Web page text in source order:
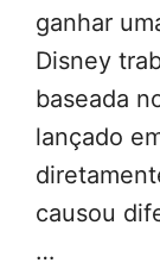
ganhar
Disney
baseada
lançado
causou
…